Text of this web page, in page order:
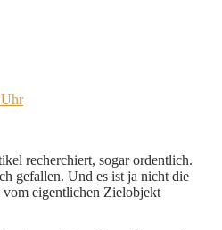
recherchiert, sogar ordentlich.
gefallen. Und es ist ja nicht die
vom eigentlichen Zielobjekt